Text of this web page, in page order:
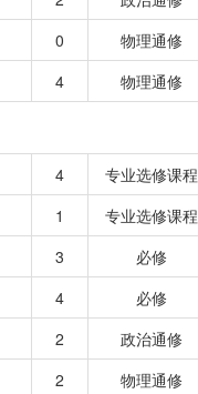
0
物理通修
4 物理通修
4
专业选修课程
1
专业选修课程
3
必修
4
必修
2
政治通修
2
物理通修